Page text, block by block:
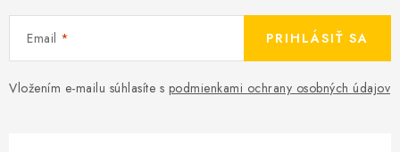
Email
Vložením e-mailu súhlasíte s podmienkami ochrany osobných údajov
PRIHLÁSIŤ SA